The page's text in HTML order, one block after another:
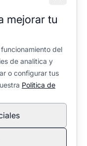
mejorar tu
del
de analitica y
o configurar tus
Politica de
ingresos por las
aplicables. No
los productos: